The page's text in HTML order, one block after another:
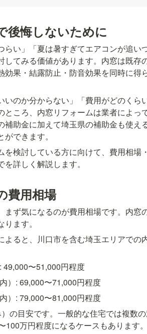
後悔しないために
らい」「夏は暑すぎてエアコンが追い
してみる価値があります。内窓は既存
果・結露防止・防音効果を同時に得
のか分からない」「費用がどのくら
ころ、内窓リフォームは業者によっ
助金に加えて埼玉県の補助金も使え
できます。
を検討している方に向けて、費用相場
詳しく解説します。
費用相場
まず気になるのが費用相場です。内窓
ます。
よると、川口市を含む埼玉エリアでの
49,000〜51,000円程度
）: 69,000〜71,000円程度
）: 79,000〜81,000円程度
の目安です。一般的な住宅では複数
万円程度になるケースもあります。